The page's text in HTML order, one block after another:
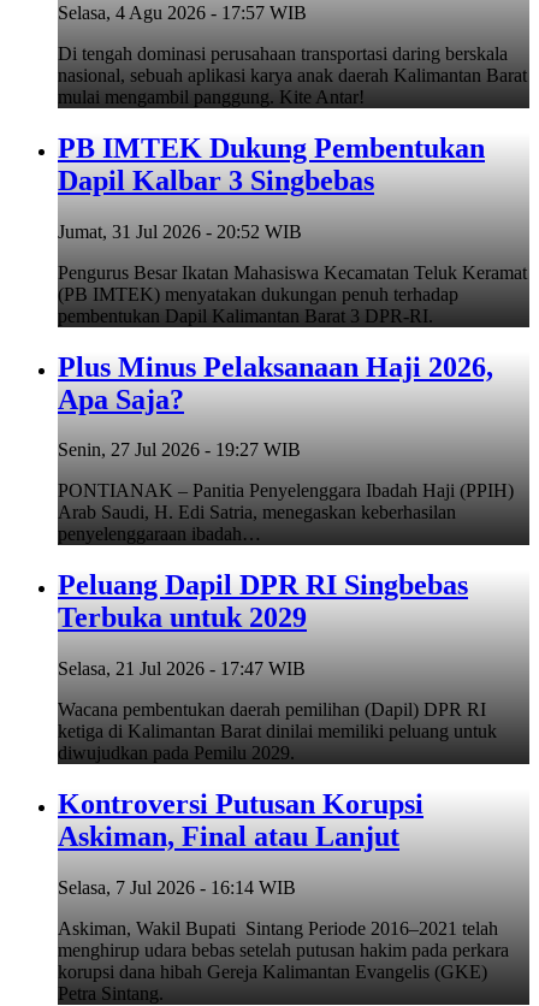
Selasa, 4 Agu 2026 - 17:57 WIB
Di tengah dominasi perusahaan transportasi daring berskala
nasional, sebuah aplikasi karya anak daerah Kalimantan Barat
mulai mengambil panggung. Kite Antar!
PB IMTEK Dukung Pembentukan
Dapil Kalbar 3 Singbebas
Jumat, 31 Jul 2026 - 20:52 WIB
Pengurus Besar Ikatan Mahasiswa Kecamatan Teluk Keramat
(PB IMTEK) menyatakan dukungan penuh terhadap
pembentukan Dapil Kalimantan Barat 3 DPR-RI.
Plus Minus Pelaksanaan Haji 2026,
Apa Saja?
Senin, 27 Jul 2026 - 19:27 WIB
PONTIANAK – Panitia Penyelenggara Ibadah Haji (PPIH)
Arab Saudi, H. Edi Satria, menegaskan keberhasilan
penyelenggaraan ibadah…
Peluang Dapil DPR RI Singbebas
Terbuka untuk 2029
Selasa, 21 Jul 2026 - 17:47 WIB
Wacana pembentukan daerah pemilihan (Dapil) DPR RI
ketiga di Kalimantan Barat dinilai memiliki peluang untuk
diwujudkan pada Pemilu 2029.
Kontroversi Putusan Korupsi
Askiman, Final atau Lanjut
Selasa, 7 Jul 2026 - 16:14 WIB
Askiman, Wakil Bupati Sintang Periode 2016–2021 telah
menghirup udara bebas setelah putusan hakim pada perkara
korupsi dana hibah Gereja Kalimantan Evangelis (GKE)
Petra Sintang.